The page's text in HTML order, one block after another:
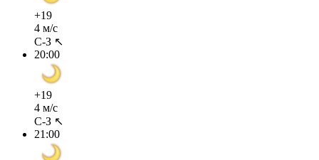
+19
4 м/с
С-З ↖
20:00
+19
4 м/с
С-З ↖
21:00